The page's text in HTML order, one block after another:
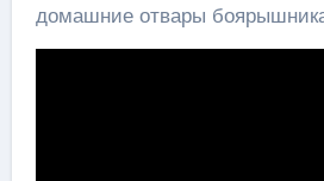
домашние отвары